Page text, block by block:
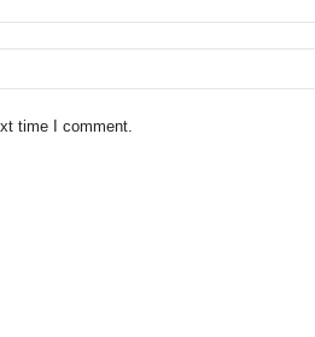
time I comment.